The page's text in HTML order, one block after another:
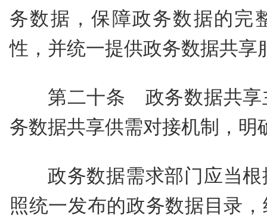
务数据，保障政务数据的完
性，并统一提供政务数据共享
第二十条 政务数据共享
务数据共享供需对接机制，明
政务数据需求部门应当
照统一发布的政务数据目录